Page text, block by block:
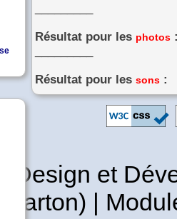
Résultat pour les photos
Résultat pour les sons :
Design et
|